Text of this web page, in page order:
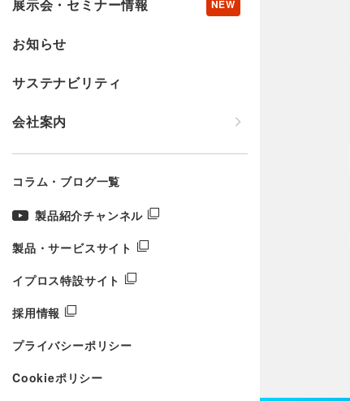
展示会・セミナー情報
お知らせ
サステナビリティ
会社案内
コラム・ブログ一覧
製品紹介チャンネル
製品・サービスサイト
イプロス特設サイト
採用情報
プライバシーポリシー
Cookieポリシー